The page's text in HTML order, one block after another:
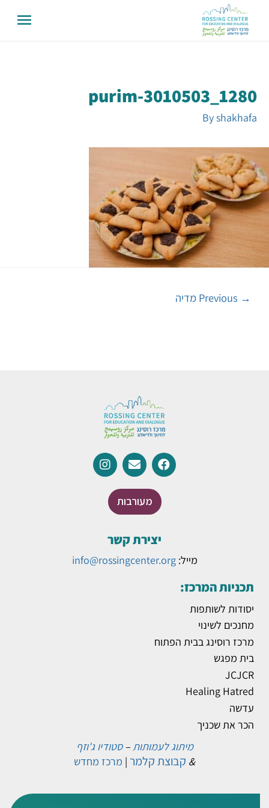
purim-3010503_1280
Byshakhafa
→
מעורבות
יצירת קשר
מייל:info@rossingcenter.org
תכניות המרכז:
יסודות לשותפות
מחנכים לשינוי
מרכז רוסינג בבית הפתוח
בית מפגש
JCJCR
Healing Hatred
עדשה
הכר את שכניך
מיתוג לעמותות–סטודיו ג'וזף
& קבוצת קלמר | מרכז מחדש